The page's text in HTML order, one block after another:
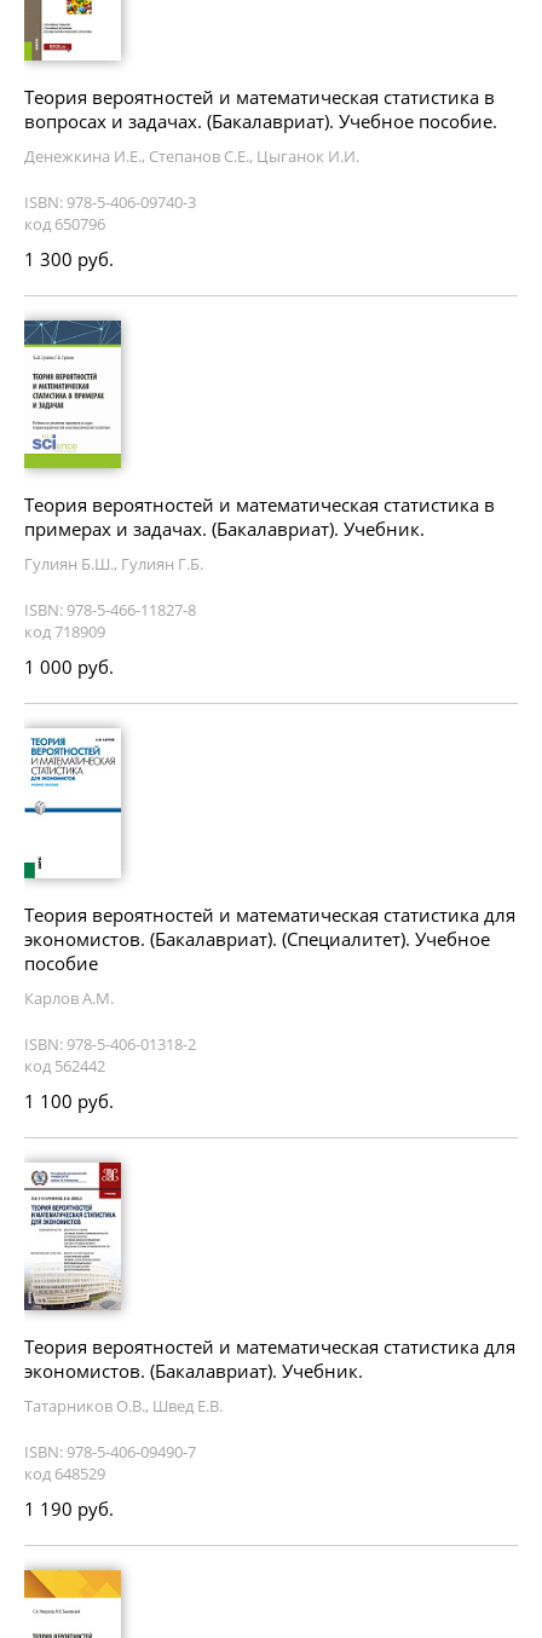
Теория вероятностей и математическая статистика в
вопросах и задачах. (Бакалавриат). Учебное пособие.
Денежкина И.Е., Степанов С.Е., Цыганок И.И.
ISBN: 978-5-406-09740-3
код 650796
1 300 руб.
Теория вероятностей и математическая статистика в
примерах и задачах. (Бакалавриат). Учебник.
Гулиян Б.Ш., Гулиян Г.Б.
ISBN: 978-5-466-11827-8
код 718909
1 000 руб.
Теория вероятностей и математическая статистика для
экономистов. (Бакалавриат). (Специалитет). Учебное
пособие
Карлов А.М.
ISBN: 978-5-406-01318-2
код 562442
1 100 руб.
Теория вероятностей и математическая статистика для
экономистов. (Бакалавриат). Учебник.
Татарников О.В., Швед Е.В.
ISBN: 978-5-406-09490-7
код 648529
1 190 руб.